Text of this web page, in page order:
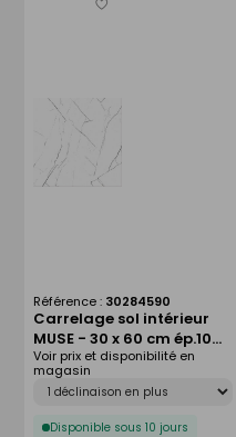
Carrelage sol intérieur
MUSE - 30 x 60 cm ép.10
mm - reverse
Référence : 30284590
Déclinaison
Disponible sous 10 jours
Voir prix et disponibilité en
magasin
Enregistrer